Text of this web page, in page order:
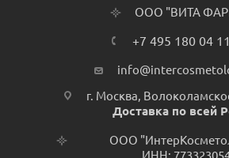
ООО "ВИТА
+7 495 180 04 11
г. Москва,
Доставка по всей
ООО